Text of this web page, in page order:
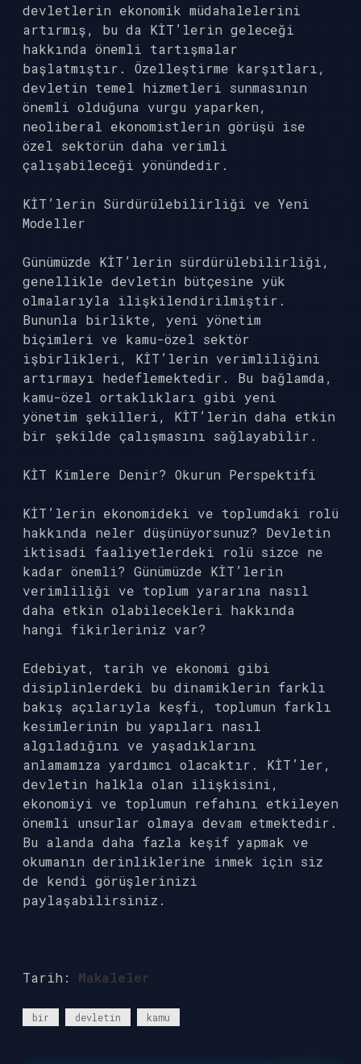
devletlerin ekonomik müdahalelerini
artırmış, bu da KİT’lerin geleceği
hakkında önemli tartışmalar
başlatmıştır. Özelleştirme karşıtları,
devletin temel hizmetleri sunmasının
önemli olduğuna vurgu yaparken,
neoliberal ekonomistlerin görüşü ise
özel sektörün daha verimli
çalışabileceği yönündedir.
KİT’lerin Sürdürülebilirliği ve Yeni
Modeller
Günümüzde KİT’lerin sürdürülebilirliği,
genellikle devletin bütçesine yük
olmalarıyla ilişkilendirilmiştir.
Bununla birlikte, yeni yönetim
biçimleri ve kamu-özel sektör
işbirlikleri, KİT’lerin verimliliğini
artırmayı hedeflemektedir. Bu bağlamda,
kamu-özel ortaklıkları gibi yeni
yönetim şekilleri, KİT’lerin daha etkin
bir şekilde çalışmasını sağlayabilir.
KİT Kimlere Denir? Okurun Perspektifi
KİT’lerin ekonomideki ve toplumdaki rolü
hakkında neler düşünüyorsunuz? Devletin
iktisadi faaliyetlerdeki rolü sizce ne
kadar önemli? Günümüzde KİT’lerin
verimliliği ve toplum yararına nasıl
daha etkin olabilecekleri hakkında
hangi fikirleriniz var?
Edebiyat, tarih ve ekonomi gibi
disiplinlerdeki bu dinamiklerin farklı
bakış açılarıyla keşfi, toplumun farklı
kesimlerinin bu yapıları nasıl
algıladığını ve yaşadıklarını
anlamamıza yardımcı olacaktır. KİT’ler,
devletin halkla olan ilişkisini,
ekonomiyi ve toplumun refahını etkileyen
önemli unsurlar olmaya devam etmektedir.
Bu alanda daha fazla keşif yapmak ve
okumanın derinliklerine inmek için siz
de kendi görüşlerinizi
paylaşabilirsiniz.
Tarih: Makaleler
bir devletin kamu